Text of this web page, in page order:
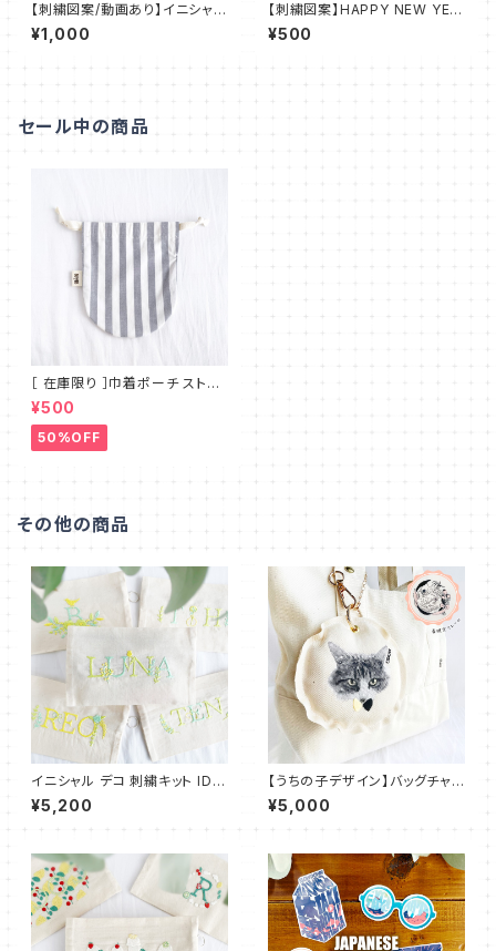
【刺繍図案/動画あり】イニシャル
デコ 刺繍 IDEable LIGHT 猫
と春の花：IDL_P02
¥1,000
【刺繍図案】HAPPY NEW YEA
R | お正月【PDFダウンロード】
：PDF_P03
¥500
セール中の商品
［ 在庫限り ］巾着ポーチ ストラ
イプ コロンと可愛い丸底 シンプ
ルで使いやすいマチのないフラッ
トタイプ MT_001
¥500
50%OFF
その他の商品
イニシャル デコ 刺繍キット IDE
able ボタニカル：ID_K03
¥5,200
【うちの子デザイン】バッグチャ
ーム キーホルダー パスケース
付き【刺繍】UT002
¥5,000